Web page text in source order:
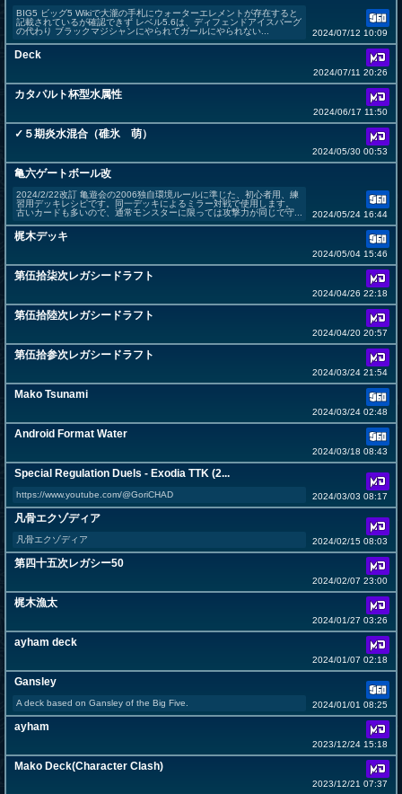
BIG5 ビッグ5 Wikiで大瀧の手札にウォーターエレメントが存在すると
記載されているが確認できず レベル5.6は、ディフェンドアイスバーグ
の代わり ブラックマジシャンにやられてガールにやられない...
2024/07/12 10:09
Deck
2024/07/11 20:26
カタパルト杯型水属性
2024/06/17 11:50
✓５期炎水混合（碓氷 萌）
2024/05/30 00:53
亀六ゲートボール改
2024/2/22改訂 亀遊会の2006独自環境ルールに準じた、初心者用、練
習用デッキレシピです。同一デッキによるミラー対戦で使用します。
古いカードも多いので、通常モンスターに限っては攻撃力が同じで守...
2024/05/24 16:44
梶木デッキ
2024/05/04 15:46
第伍拾柒次レガシードラフト
2024/04/26 22:18
第伍拾陸次レガシードラフト
2024/04/20 20:57
第伍拾参次レガシードラフト
2024/03/24 21:54
Mako Tsunami
2024/03/24 02:48
Android Format Water
2024/03/18 08:43
Special Regulation Duels - Exodia TTK (2...
https://www.youtube.com/@GoriCHAD 2024/03/03 08:17
凡骨エクゾディア
凡骨エクゾディア 2024/02/15 08:03
第四十五次レガシー50
2024/02/07 23:00
梶木漁太
2024/01/27 03:26
ayham deck
2024/01/07 02:18
Gansley
A deck based on Gansley of the Big Five. 2024/01/01 08:25
ayham
2023/12/24 15:18
Mako Deck(Character Clash)
2023/12/21 07:37